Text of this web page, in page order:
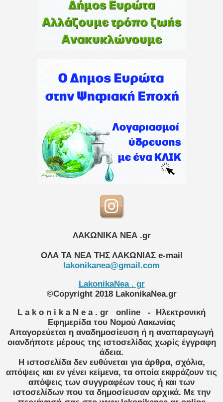
ΛΑΚΩΝΙΚΑ ΝΕΑ .gr
ΟΛΑ ΤΑ ΝΕΑ ΤΗΣ ΛΑΚΩΝΙΑΣ e-mail
lakonikanea@gmail.com
LakonikaNea . gr
©Copyright 2018 LakonikaNea.gr
L a k o n i k a N e a . gr
online
- Ηλεκτρονική
Εφημερίδα του Νομού Λακωνίας
Απαγορεύεται η αναδημοσίευση ή η αναπαραγωγή
οιανδήποτε μέρους της ιστοσελίδας χωρίς έγγραφη
άδεια.
Η ιστοσελίδα δεν ευθύνεται για άρθρα, σχόλια,
απόψεις και εν γένει κείμενα, τα οποία εκφράζουν τις
απόψεις των συγγραφέων τους ή και των
ιστοσελίδων που τα δημοσίευσαν αρχικά. Με την